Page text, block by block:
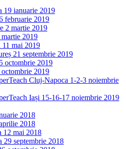
19 ianuarie 2019
februarie 2019
2 martie 2019
2019
11 mai 2019
21 septembrie 2019
octombrie 2019
2019
Cluj-Napoca 1-2-3 noiembrie
Iași 15-16-17 noiembrie 2019
2018
2018
12 mai 2018
29 septembrie 2018